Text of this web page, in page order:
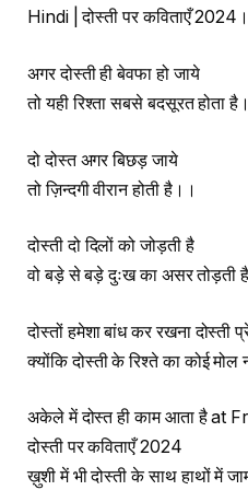
Hindi | दोस्ती पर कविताएँ 2024।
अगर दोस्ती ही बेवफा हो जाये
तो यही रिश्ता सबसे बदसूरत होता
दो दोस्त अगर बिछड़ जाये
तो ज़िन्दगी वीरान होती है।।
दोस्ती दो दिलों को जोड़ती है
वो बड़े से बड़े दुःख का असर तोड़ती
दोस्तों हमेशा बांध कर रखना दोस्ती
क्योंकि दोस्ती के रिश्ते का कोई मोल
अकेले में दोस्त ही काम आता है at
दोस्ती पर कविताएँ 2024
ख़ुशी में भी दोस्ती के साथ हाथों में